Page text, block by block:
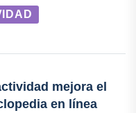
mejora el
en línea